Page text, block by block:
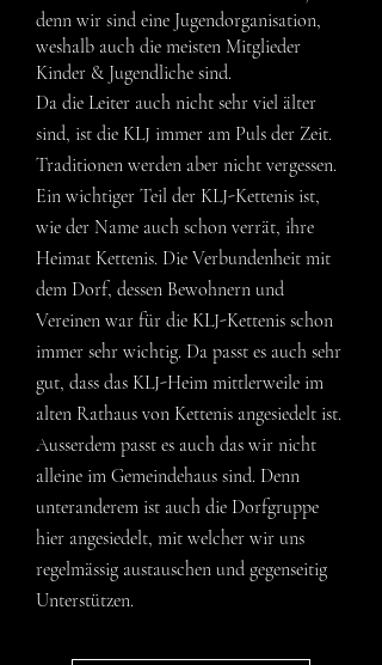
denn wir sind eine Jugendorganisation,
weshalb auch die meisten Mitglieder
Kinder & Jugendliche sind.
Da die Leiter auch nicht sehr viel älter
sind, ist die KLJ immer am Puls der Zeit.
Traditionen werden aber nicht vergessen.
Ein wichtiger Teil der KLJ-Kettenis ist,
wie der Name auch schon verrät, ihre
Heimat Kettenis. Die Verbundenheit mit
dem Dorf, dessen Bewohnern und
Vereinen war für die KLJ-Kettenis schon
immer sehr wichtig. Da passt es auch sehr
gut, dass das KLJ-Heim mittlerweile im
alten Rathaus von Kettenis angesiedelt ist.
Ausserdem passt es auch das wir nicht
alleine im Gemeindehaus sind. Denn
unteranderem ist auch die Dorfgruppe
hier angesiedelt, mit welcher wir uns
regelmässig austauschen und gegenseitig
Unterstützen.